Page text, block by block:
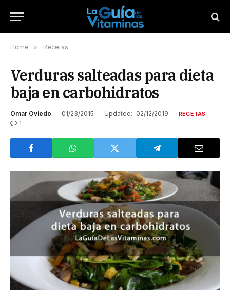
Home » Recetas
Verduras salteadas para dieta
baja en carbohidratos
Omar Oviedo 01/23/2015 Updated: 02/12/2019 RECETAS
1